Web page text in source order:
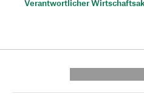
Verantwortlicher